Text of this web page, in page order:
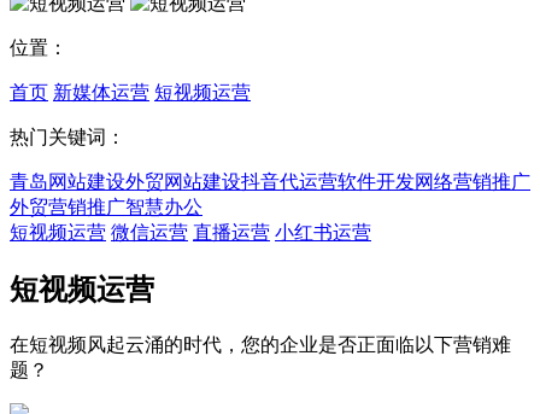
位置：
首页 新媒体运营 短视频运营
热门关键词：
青岛网站建设外贸网站建设抖音代运营软件开发网络营销推广
外贸营销推广智慧办公
短视频运营 微信运营 直播运营 小红书运营
短视频运营
在短视频风起云涌的时代，您的企业是否正面临以下营销难
题？